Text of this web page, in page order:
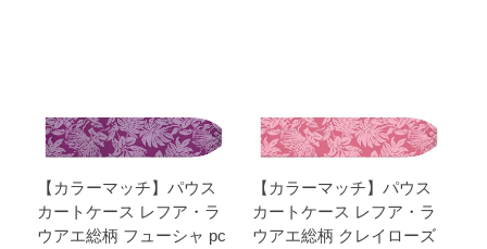
【カラーマッチ】パウス
カートケース レフア・ラ
ウアエ総柄 フューシャ pc
【カラーマッチ】パウス
カートケース レフア・ラ
ウアエ総柄 クレイローズ